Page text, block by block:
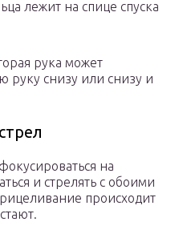
лежит на спице спуска
рука может
руку снизу или снизу и
на
и стрелять с обоими
происходит